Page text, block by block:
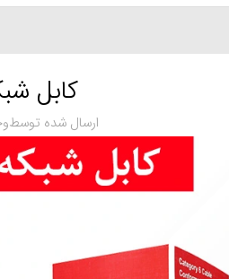
کابل
ارسال شده توسط